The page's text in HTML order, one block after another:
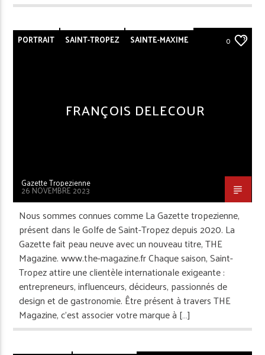
PORTRAIT SAINT-TROPEZ SAINTE-MAXIME 0
FRANÇOIS DELECOUR
Gazette Tropezienne
26 NOVEMBRE 2023
Nous sommes connues comme La Gazette tropezienne,
présent dans le Golfe de Saint-Tropez depuis 2020. La
Gazette fait peau neuve avec un nouveau titre, THE
Magazine. www.the-magazine.fr Chaque saison, Saint-
Tropez attire une clientèle internationale exigeante :
entrepreneurs, influenceurs, décideurs, passionnés de
design et de gastronomie. Être présent à travers THE
Magazine, c’est associer votre marque à […]